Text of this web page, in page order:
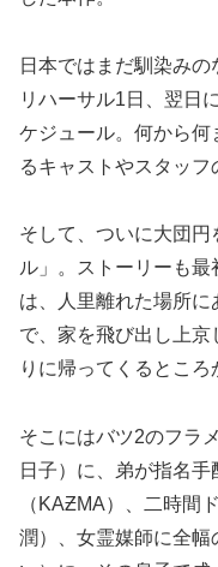
日本ではまだ馴染みの
リハーサル1日、翌日
ケジュール。何から
るキャストやスタッフ
そして、ついに大団円
ル」。ストーリーも
は、人里離れた場所
で、家を飛び出し上
りに帰ってくるところ
そこにはバツ2のフラ
日子）に、弟が指名
（KAƵMA）、二時間
潤）、女霊媒師に全